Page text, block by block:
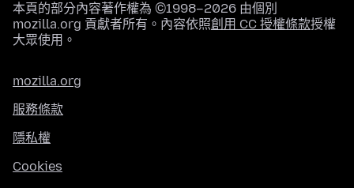
本頁的部分內容著作權為 ©1998–2026 由個別
mozilla.org 貢獻者所有。內容依照創用 CC 授權條款授權
大眾使用。
mozilla.org
服務條款
隱私權
Cookies